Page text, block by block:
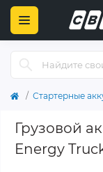
Стартерные
Грузовой
Energy